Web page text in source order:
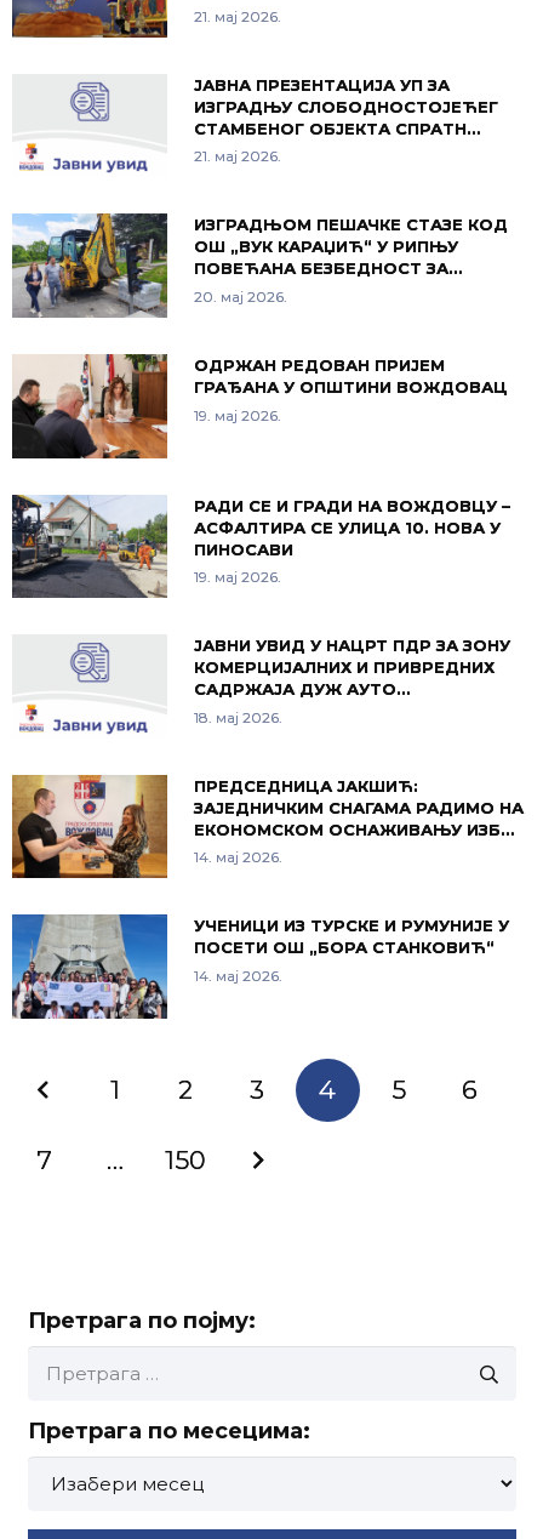
21. мај 2026.
ЈАВНА ПРЕЗЕНТАЦИЈА УП ЗА
ИЗГРАДЊУ СЛОБОДНОСТОЈЕЋЕГ
СТАМБЕНОГ ОБЈЕКТА СПРАТН…
21. мај 2026.
ИЗГРАДЊОМ ПЕШАЧКЕ СТАЗЕ КОД
ОШ „ВУК КАРАЏИЋ“ У РИПЊУ
ПОВЕЋАНА БЕЗБЕДНОСТ ЗА…
20. мај 2026.
ОДРЖАН РЕДОВАН ПРИЈЕМ
ГРАЂАНА У ОПШТИНИ ВОЖДОВАЦ
19. мај 2026.
РАДИ СЕ И ГРАДИ НА ВОЖДОВЦУ –
АСФАЛТИРА СЕ УЛИЦА 10. НОВА У
ПИНОСАВИ
19. мај 2026.
ЈАВНИ УВИД У НАЦРТ ПДР ЗА ЗОНУ
КОМЕРЦИЈАЛНИХ И ПРИВРЕДНИХ
САДРЖАЈА ДУЖ АУТО…
18. мај 2026.
ПРЕДСЕДНИЦА ЈАКШИЋ:
ЗАЈЕДНИЧКИМ СНАГАМА РАДИМО НА
ЕКОНОМСКОМ ОСНАЖИВАЊУ ИЗБ…
14. мај 2026.
УЧЕНИЦИ ИЗ ТУРСКЕ И РУМУНИЈЕ У
ПОСЕТИ ОШ „БОРА СТАНКОВИЋ“
14. мај 2026.
1 2 3 4 5 6
7 … 150
Претрага по појму:
за:
Претрага по месецима:
месецима: